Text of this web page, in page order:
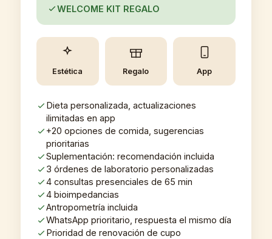
WELCOME KIT REGALO
Estética Regalo App
Dieta personalizada, actualizaciones
ilimitadas en app
+20 opciones de comida, sugerencias
prioritarias
Suplementación: recomendación incluida
3 órdenes de laboratorio personalizadas
4 consultas presenciales de 65 min
4 bioimpedancias
Antropometría incluida
WhatsApp prioritario, respuesta el mismo día
Prioridad de renovación de cupo